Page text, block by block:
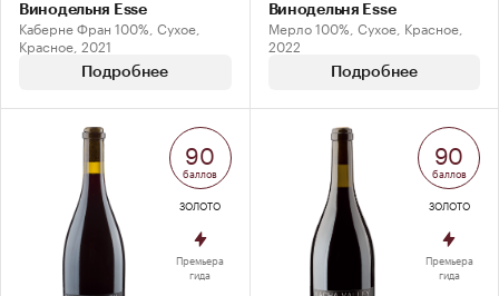
Винодельня Esse
Каберне Фран 100%, Сухое,
Красное, 2021
Подробнее
Винодельня Esse
Мерло 100%, Сухое, Красное,
2022
Подробнее
90
баллов
ЗОЛОТО
Премьера
гида
90
баллов
ЗОЛОТО
Премьера
гида